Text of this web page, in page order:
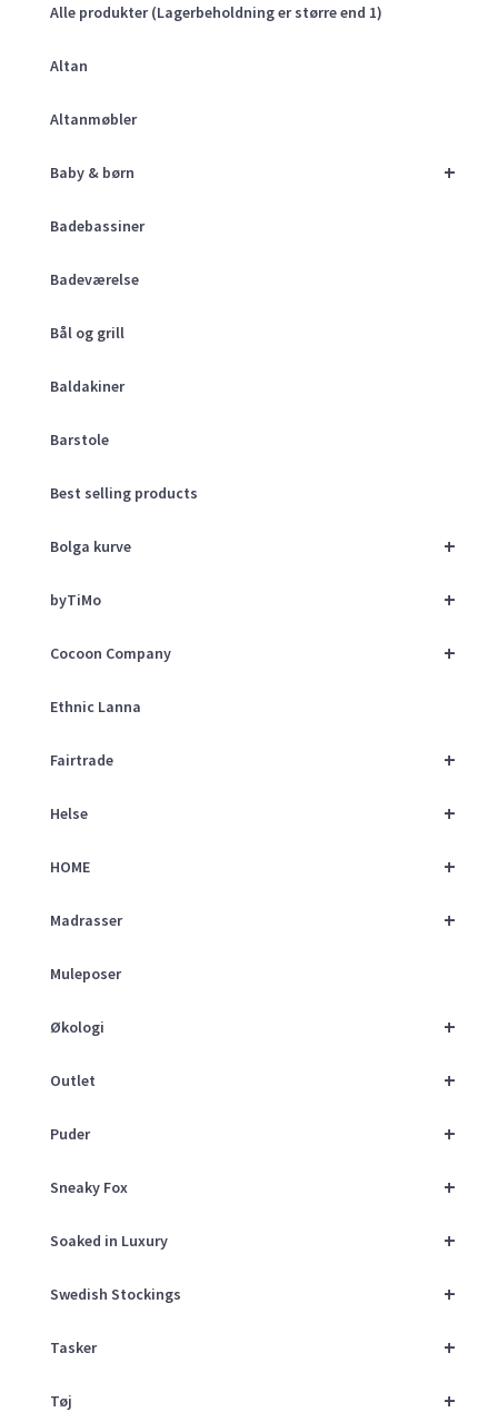
Alle produkter (Lagerbeholdning er større end 1)
Altan
Altanmøbler
+
Baby & børn
Badebassiner
Badeværelse
Bål og grill
Baldakiner
Barstole
Best selling products
+
Bolga kurve
+
byTiMo
+
Cocoon Company
Ethnic Lanna
+
Fairtrade
+
Helse
+
HOME
+
Madrasser
Muleposer
+
Økologi
+
Outlet
+
Puder
+
Sneaky Fox
+
Soaked in Luxury
+
Swedish Stockings
+
Tasker
+
Tøj